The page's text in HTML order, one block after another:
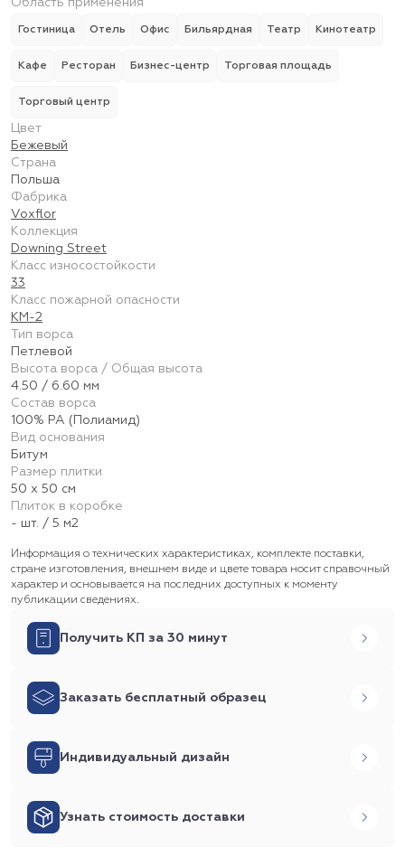
Область применения
Гостиница Отель Офис Бильярдная Театр Кинотеатр
Кафе Ресторан Бизнес-центр Торговая площадь
Торговый центр
Цвет
Бежевый
Страна
Польша
Фабрика
Voxflor
Коллекция
Downing Street
Класс износостойкости
33
Класс пожарной опасности
КМ-2
Тип ворса
Петлевой
Высота ворса / Общая высота
4.50 / 6.60 мм
Состав ворса
100% PA (Полиамид)
Вид основания
Битум
Размер плитки
50 х 50 см
Плиток в коробке
- шт. / 5 м2
Информация о технических характеристиках, комплекте поставки,
стране изготовления, внешнем виде и цвете товара носит справочный
характер и основывается на последних доступных к моменту
публикации сведениях.
Получить КП за 30 минут
Заказать бесплатный образец
Индивидуальный дизайн
Узнать стоимость доставки